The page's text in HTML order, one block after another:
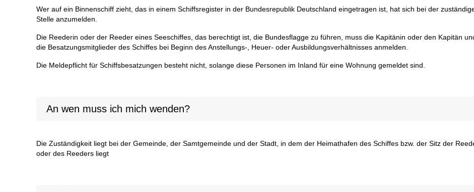
Wer auf ein Binnenschiff zieht, das in einem Schiffsregister in der Bundesrepublik Deutschland eingetragen ist, hat sich bei der
Stelle anzumelden.
Die Reederin oder der Reeder eines Seeschiffes, das berechtigt ist, die Bundesflagge zu führen, muss die Kapitänin oder den Kapitän
die Besatzungsmitglieder des Schiffes bei Beginn des Anstellungs-, Heuer- oder Ausbildungsverhältnisses anmelden.
Die Meldepflicht für Schiffsbesatzungen besteht nicht, solange diese Personen im Inland für eine Wohnung gemeldet sind.
An wen muss ich mich wenden?
Die Zuständigkeit liegt bei der Gemeinde, der Samtgemeinde und der Stadt, in dem der Heimathafen des Schiffes bzw. der Sitz der
oder des Reeders liegt